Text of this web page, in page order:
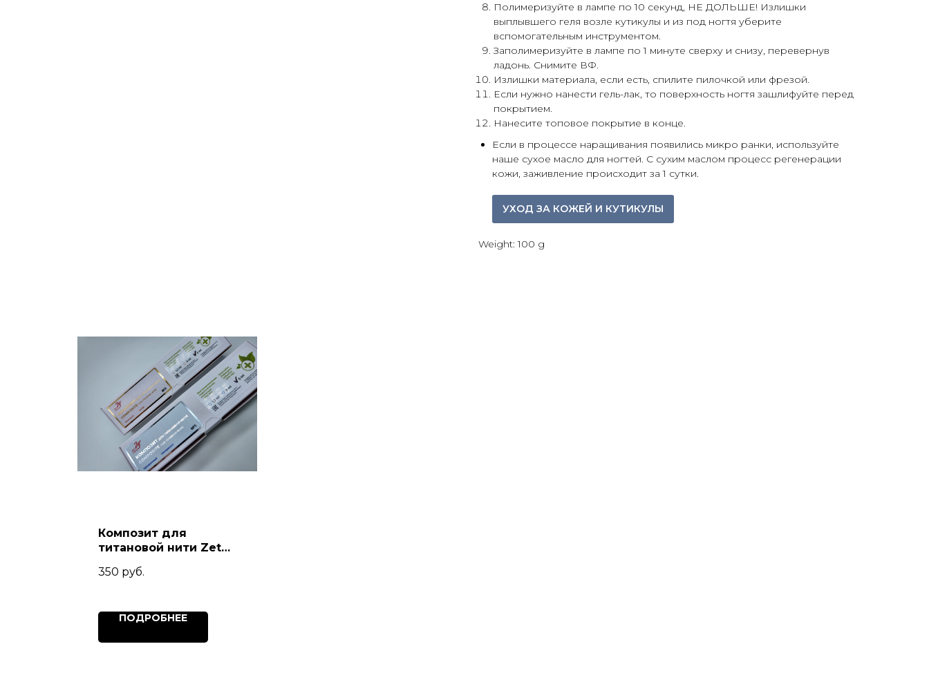
Полимеризуйте в лампе по 10 секунд, НЕ ДОЛЬШЕ! Излишки
выплывшего геля возле кутикулы и из под ногтя уберите
вспомогательным инструментом.
Заполимеризуйте в лампе по 1 минуте сверху и снизу, перевернув
ладонь. Снимите ВФ.
Излишки материала, если есть, спилите пилочкой или фрезой.
Если нужно нанести гель-лак, то поверхность ногтя зашлифуйте перед
покрытием.
Нанесите топовое покрытие в конце.
Если в процессе наращивания появились микро ранки, используйте
наше сухое масло для ногтей. С сухим маслом процесс регенерации
кожи, заживление происходит за 1 сутки.
УХОД ЗА КОЖЕЙ И КУТИКУЛЫ
Weight: 100 g
Композит для
титановой нити Zet
350 руб.
ПОДРОБНЕЕ